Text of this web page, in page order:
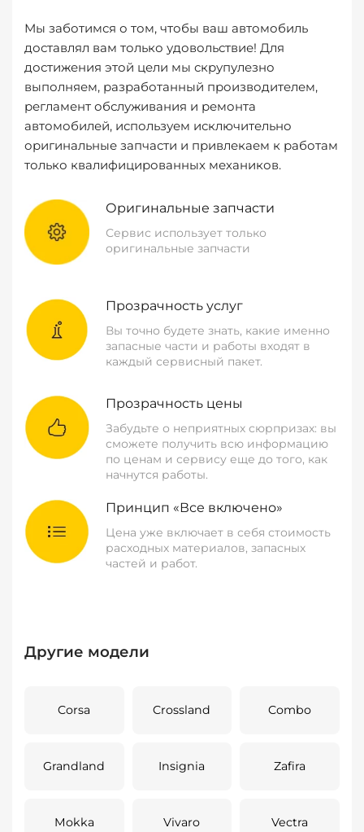
Мы заботимся о том, чтобы ваш автомобиль
доставлял вам только удовольствие! Для
достижения этой цели мы скрупулезно
выполняем, разработанный производителем,
регламент обслуживания и ремонта
автомобилей, используем исключительно
оригинальные запчасти и привлекаем к работам
только квалифицированных механиков.
Оригинальные запчасти
Сервис использует только
оригинальные запчасти
Прозрачность услуг
Вы точно будете знать, какие именно
запасные части и работы входят в
каждый сервисный пакет.
Прозрачность цены
Забудьте о неприятных сюрпризах: вы
сможете получить всю информацию
по ценам и сервису еще до того, как
начнутся работы.
Принцип «Все включено»
Цена уже включает в себя стоимость
расходных материалов, запасных
частей и работ.
Другие модели
Corsa Crossland Combo
Grandland Insignia Zafira
Mokka Vivaro Vectra